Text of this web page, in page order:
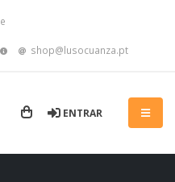
shop@lusocuanza.pt
ENTRAR